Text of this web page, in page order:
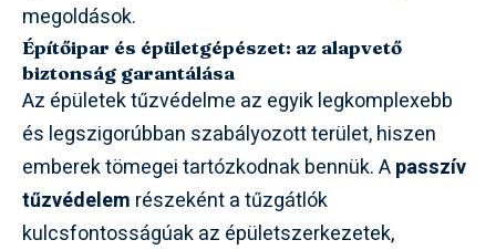
megoldások.
Építőipar és épületgépészet: az alapvető
biztonság garantálása
Az épületek tűzvédelme az egyik legkomplexebb
és legszigorúbban szabályozott terület, hiszen
emberek tömegei tartózkodnak bennük. Apasszív
tűzvédelem részeként a tűzgátlók
kulcsfontosságúak az épületszerkezetek,